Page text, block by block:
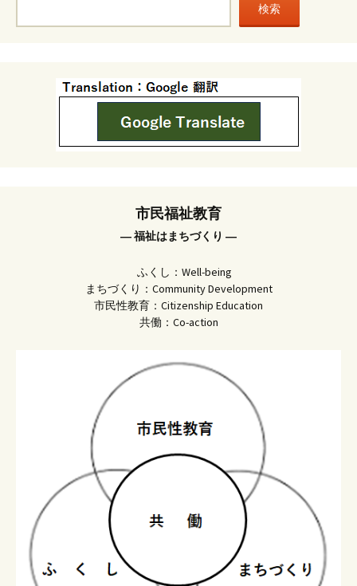
検索
市民福祉教育
― 福祉はまちづくり ―
ふくし：Well-being
まちづくり：Community Development
市民性教育：Citizenship Education
共働：Co-action